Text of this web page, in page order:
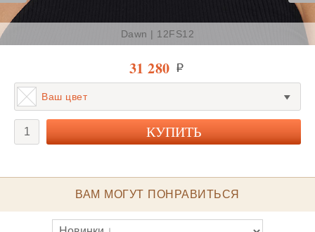
31 280
Ваш цвет
Dawn | 12FS12
ВАМ МОГУТ ПОНРАВИТЬСЯ